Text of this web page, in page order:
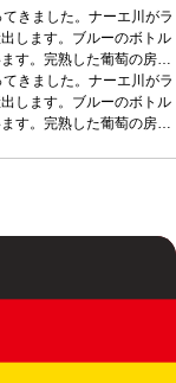
きました。ナーエ川がラ
します。ブルーのボトル
す。完熟した葡萄の房
幅に落ちます。シュペー
長い余韻とフルーティー
ら色。フルーティーなフ
、アプリコットタルトの
テージに変更されます、
きました。ナーエ川がラ
します。ブルーのボトル
す。完熟した葡萄の房
。繊細なジャスミンとす
ストラクチャーの余韻が
、アプリコットタルトの